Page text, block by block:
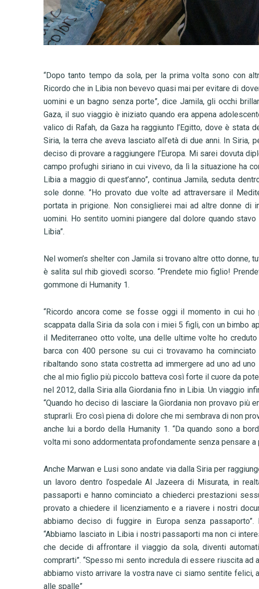
“Dopo tanto tempo da sola, per la prima volta sono con
Ricordo che in Libia non bevevo quasi mai per evitare di
uomini e un bagno senza porte”, dice Jamila, gli occhi
Gaza, il suo viaggio è iniziato quando era appena
valico di Rafah, da Gaza ha raggiunto l’Egitto, dove è stata
Siria, la terra che aveva lasciato all’età di due anni. In Siria,
deciso di provare a raggiungere l’Europa. Mi sarei dovuta
campo profughi siriano in cui vivevo, da lì la situazione ha
Libia a maggio di quest’anno”, continua Jamila, seduta
sole donne. ”Ho provato due volte ad attraversare il
portata in prigione. Non consiglierei mai ad altre donne di
uomini. Ho sentito uomini piangere dal dolore quando
Libia”.
Nel women’s shelter con Jamila si trovano altre otto donne,
è salita sul rhib giovedì scorso. “Prendete mio figlio!
gommone di Humanity 1.
“Ricordo ancora come se fosse oggi il momento in cui
scappata dalla Siria da sola con i miei 5 figli, con un bimbo
il Mediterraneo otto volte, una delle ultime volte ho
barca con 400 persone su cui ci trovavamo ha
ribaltando sono stata costretta ad immergere ad uno ad
che al mio figlio più piccolo batteva così forte il cuore da
nel 2012, dalla Siria alla Giordania fino in Libia. Un viaggio
“Quando ho deciso di lasciare la Giordania non provavo
stuprarli. Ero così piena di dolore che mi sembrava di non
anche lui a bordo della Humanity 1. “Da quando sono a
volta mi sono addormentata profondamente senza pensare
Anche Marwan e Lusi sono andate via dalla Siria per
un lavoro dentro l’ospedale Al Jazeera di Misurata, in
passaporti e hanno cominciato a chiederci prestazioni
provato a chiedere il licenziamento e a riavere i nostri
abbiamo deciso di fuggire in Europa senza passaporto”.
“Abbiamo lasciato in Libia i nostri passaporti ma non ci
che decide di affrontare il viaggio da sola, diventi
comprarti”. “Spesso mi sento incredula di essere riuscita ad
abbiamo visto arrivare la vostra nave ci siamo sentite
alle spalle”